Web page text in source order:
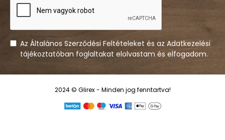
Az Általános Szerződési Feltételeket és az Adatkezelési
tájékoztatóban foglaltakat elolvastam és elfogadom.
2024 © Glirex - Minden jog fenntartva!